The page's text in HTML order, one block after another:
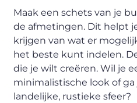
Maak een schets van je
de afmetingen. Dit helpt
krijgen van wat er
het beste kunt indelen.
die je wilt creëren. Wil je
minimalistische look of ga
landelijke, rustieke sfeer?